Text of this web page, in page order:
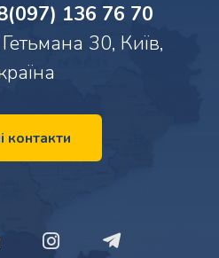
136 76 70
30, Київ,
контакти